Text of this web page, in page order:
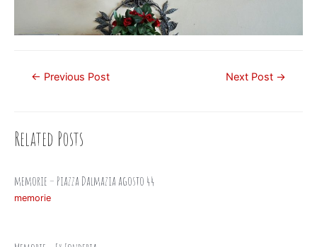
Post← Previous Post Next Post →
Related Posts
memorie – Piazza Dalmazia agosto 44
memorie